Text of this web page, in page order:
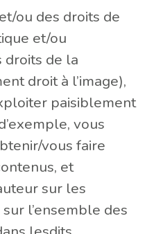
ou des droits de
et/ou
droits de la
droit à l’image),
paisiblement
vous
vous faire
et
sur les
l’ensemble des